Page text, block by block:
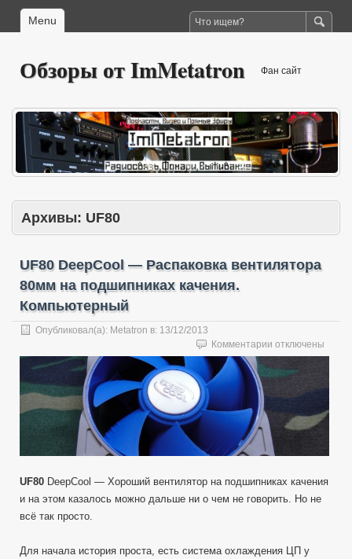
Menu
Обзоры от ImMetatron Фан сайт
Архивы: UF80
UF80 DeepCool — Распаковка вентилятора
80мм на подшипниках качения.
Компьютерный
Опубликовал(а): Metatron в: 13/12/2013
Комментарии к
записи
UF80
DeepCool
—
Распаковка
вентилятора
80мм
на
качения.
Компьютерный
отключены
UF80 DeepCool — Хороший вентилятор на подшипниках качения
и на этом казалось можно дальше ни о чем не говорить. Но не
всё так просто.
Для начала история проста, есть система охлаждения ЦП у